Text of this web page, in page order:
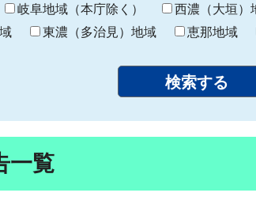
わ
り
岐阜地域（本庁除く） 西濃（大垣）
東濃（多治見）地域 恵那地域
一覧